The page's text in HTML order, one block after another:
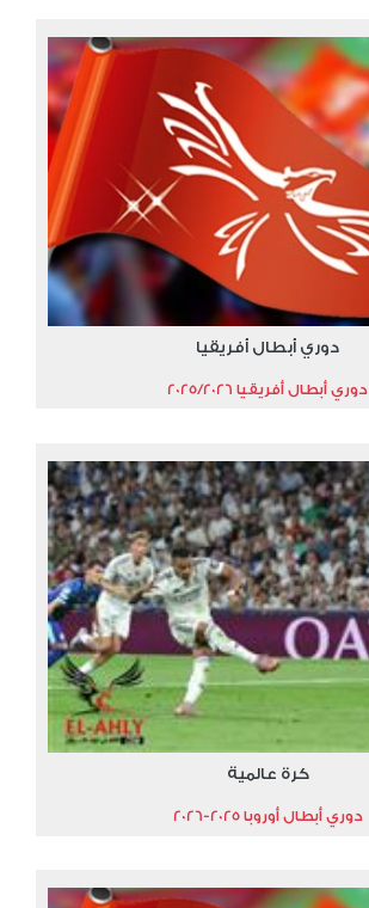
دوري أبطال أفريقيا
دوري أبطال أفريقيا 2025/2026
كرة عالمية
دوري أبطال أوروبا 2025-2026